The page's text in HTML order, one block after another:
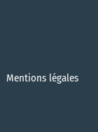
Mentions légales